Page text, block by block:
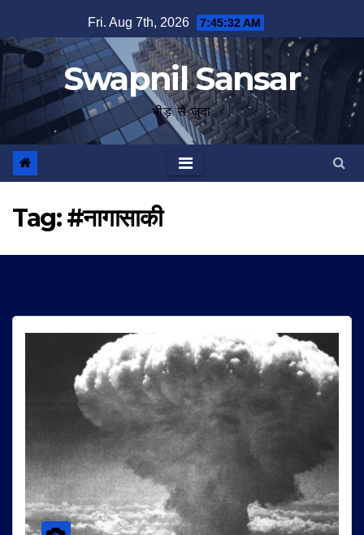
to
content
Fri. Aug 7th, 2026 7:45:32 AM
Swapnil Sansar
भीड़ से जुदा
Tag:#नागासाकी